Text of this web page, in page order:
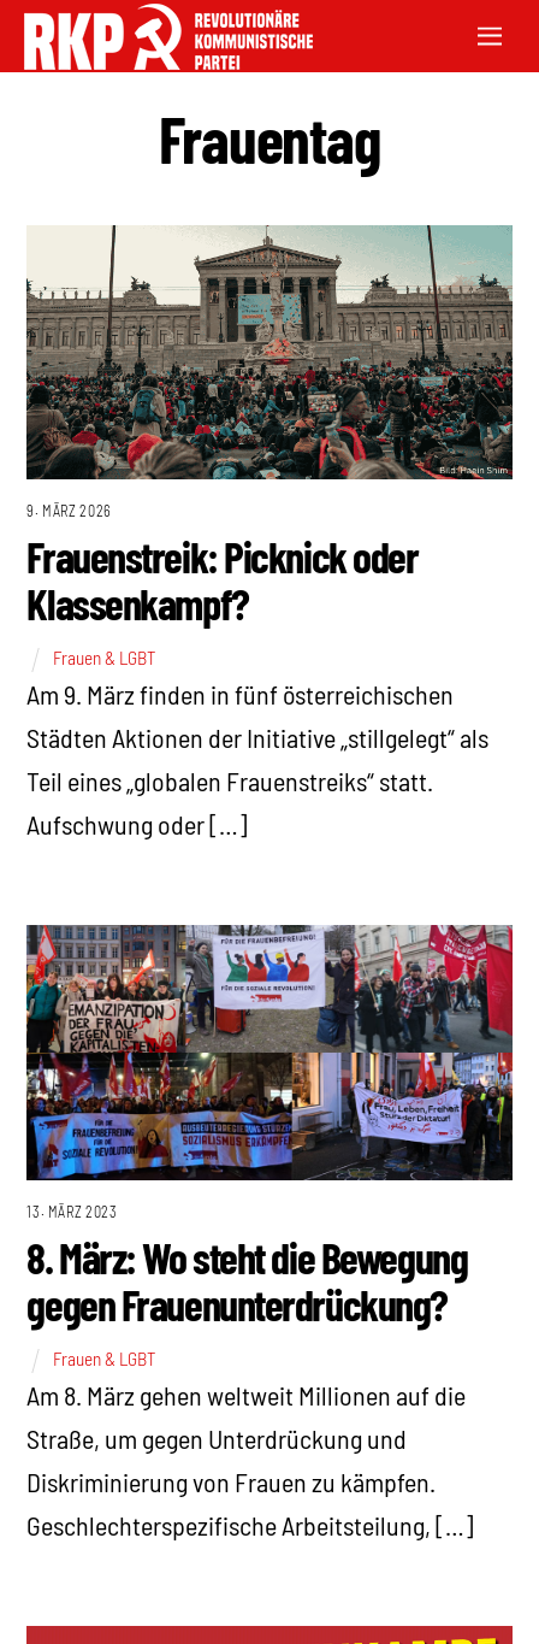
Frauentag
9. MÄRZ 2026
Frauenstreik: Picknick oder
Klassenkampf?
Frauen & LGBT
Am 9. März finden in fünf österreichischen
Städten Aktionen der Initiative „stillgelegt“ als
Teil eines „globalen Frauenstreiks“ statt.
Aufschwung oder […]
13. MÄRZ 2023
8. März: Wo steht die Bewegung
gegen Frauenunterdrückung?
Frauen & LGBT
Am 8. März gehen weltweit Millionen auf die
Straße, um gegen Unterdrückung und
Diskriminierung von Frauen zu kämpfen.
Geschlechterspezifische Arbeitsteilung, […]